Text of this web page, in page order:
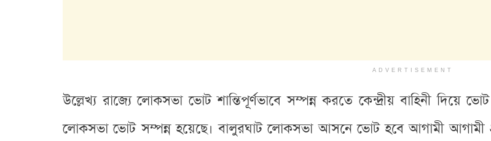
ADVERTISEMENT
উল্লেখ্য রাজ্যে লোকসভা ভোট শান্তিপূর্ণভাবে সম্পন্ন করতে কেন্দ্রীয় বাহিনী দিয়ে
লোকসভা ভোট সম্পন্ন হয়েছে। বালুরঘাট লোকসভা আসনে ভোট হবে আগামী আগামী